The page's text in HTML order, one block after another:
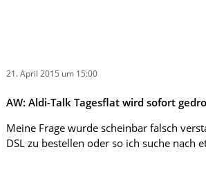
21. April 2015 um 15:00
AW: Aldi-Talk Tagesflat wird sofort
Meine Frage wurde scheinbar falsch
DSL zu bestellen oder so ich suche nach